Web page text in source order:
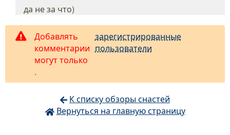
да не за что)
Добавлять
комментарии
могут только
зарегистрированные
пользователи
.
К списку обзоры снастей
Вернуться на главную страницу